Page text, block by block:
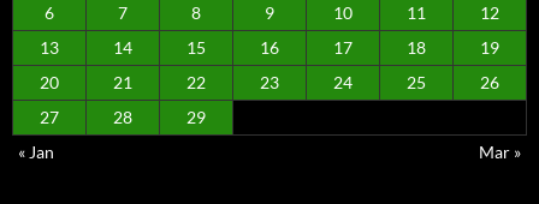
6
7 8 9 10 11
12
13
14 15 16 17 18
19
20
21 22 23 24 25
26
27
28
29
« Jan
Mar »